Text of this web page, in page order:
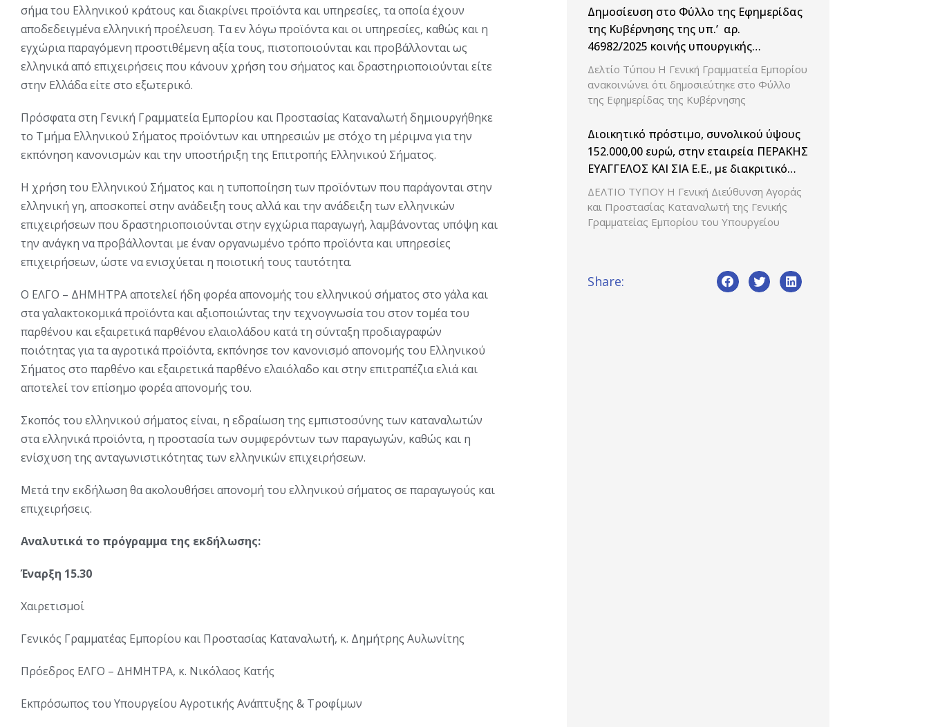
σήμα του Ελληνικού κράτους και διακρίνει προϊόντα και υπηρεσίες, τα οποία έχουν
αποδεδειγμένα ελληνική προέλευση. Τα εν λόγω προϊόντα και οι υπηρεσίες, καθώς και η
εγχώρια παραγόμενη προστιθέμενη αξία τους, πιστοποιούνται και προβάλλονται ως
ελληνικά από επιχειρήσεις που κάνουν χρήση του σήματος και δραστηριοποιούνται είτε
στην Ελλάδα είτε στο εξωτερικό.
Πρόσφατα στη Γενική Γραμματεία Εμπορίου και Προστασίας Καταναλωτή δημιουργήθηκε
το Τμήμα Ελληνικού Σήματος προϊόντων και υπηρεσιών με στόχο τη μέριμνα για την
εκπόνηση κανονισμών και την υποστήριξη της Επιτροπής Ελληνικού Σήματος.
Η χρήση του Ελληνικού Σήματος και η τυποποίηση των προϊόντων που παράγονται στην
ελληνική γη, αποσκοπεί στην ανάδειξη τους αλλά και την ανάδειξη των ελληνικών
επιχειρήσεων που δραστηριοποιούνται στην εγχώρια παραγωγή, λαμβάνοντας υπόψη και
την ανάγκη να προβάλλονται με έναν οργανωμένο τρόπο προϊόντα και υπηρεσίες
επιχειρήσεων, ώστε να ενισχύεται η ποιοτική τους ταυτότητα.
Ο ΕΛΓΟ – ΔΗΜΗΤΡΑ αποτελεί ήδη φορέα απονομής του ελληνικού σήματος στο γάλα και
στα γαλακτοκομικά προϊόντα και αξιοποιώντας την τεχνογνωσία του στον τομέα του
παρθένου και εξαιρετικά παρθένου ελαιολάδου κατά τη σύνταξη προδιαγραφών
ποιότητας για τα αγροτικά προϊόντα, εκπόνησε τον κανονισμό απονομής του Ελληνικού
Σήματος στο παρθένο και εξαιρετικά παρθένο ελαιόλαδο και στην επιτραπέζια ελιά και
αποτελεί τον επίσημο φορέα απονομής του.
Σκοπός του ελληνικού σήματος είναι, η εδραίωση της εμπιστοσύνης των καταναλωτών
στα ελληνικά προϊόντα, η προστασία των συμφερόντων των παραγωγών, καθώς και η
ενίσχυση της ανταγωνιστικότητας των ελληνικών επιχειρήσεων.
Μετά την εκδήλωση θα ακολουθήσει απονομή του ελληνικού σήματος σε παραγωγούς και
επιχειρήσεις.
Αναλυτικά το πρόγραμμα της εκδήλωσης:
Έναρξη 15.30
Χαιρετισμοί
Γενικός Γραμματέας Εμπορίου και Προστασίας Καταναλωτή, κ. Δημήτρης Αυλωνίτης
Πρόεδρος ΕΛΓΟ – ΔΗΜΗΤΡΑ, κ. Νικόλαος Κατής
Εκπρόσωπος του Υπουργείου Αγροτικής Ανάπτυξης & Τροφίμων
Δημοσίευση στο Φύλλο της Εφημερίδας
της Κυβέρνησης της υπ.’ αρ.
46982/2025 κοινής υπουργικής
απόφασης με θέμα: «Καθορισμός
κριτηρίων επιβολής και ύψους των
διοικητικών κυρώσεων του άρθρου 50
υπόχρεους εγγραφής στο Γενικό
Εμπορικό Μητρώο (Γ.Ε.ΜΗ.) και λοιπά
σχετικά θέματα» (Β’ 3542/08-07-2025)
Δελτίο Τύπου H Γενική Γραμματεία Εμπορίου
ανακοινώνει ότι δημοσιεύτηκε στο Φύλλο
της Εφημερίδας της Κυβέρνησης
Διοικητικό πρόστιμο, συνολικού ύψους
152.000,00 ευρώ, στην εταιρεία ΠΕΡΑΚΗΣ
ΕΥΑΓΓΕΛΟΣ ΚΑΙ ΣΙΑ E.Ε., με διακριτικό
τίτλο WE PRODUCTION
ΔΕΛΤΙΟ ΤΥΠΟΥ Η Γενική Διεύθυνση Αγοράς
και Προστασίας Καταναλωτή της Γενικής
Γραμματείας Εμπορίου του Υπουργείου
Share: